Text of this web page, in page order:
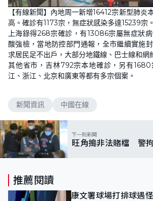
【有線新聞】內地周一新增16412宗新型肺炎
高。確診有1173宗，無症狀感染多達15239宗。
上海錄得268宗確診，有13086宗屬無症狀
酸強檢，當地防控部門通報，全市繼續實施
求居民足不出戶，大部分地鐵線、巴士線和網
其他省市，吉林792宗本地確診，另有
江、浙江、北京和廣東等都有多宗個案。
新聞資訊 中國在線
下一則新聞
旺角搗非法賭檔 警
推薦閱讀
康文署球場打排球遇